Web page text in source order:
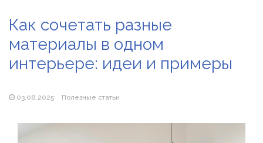
варіант
Натуральна косметика Хіларі для захисту шкіри від
сонця
Магазин паяльников: рейтинг лучших магазинов Украины
Как сочетать разные
материалы в одном
интерьере: идеи и примеры
03.08.2025 Полезные статьи